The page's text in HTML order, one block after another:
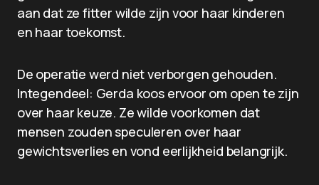
aan dat ze fitter wilde zijn voor haar kinderen
en haar toekomst.
De operatie werd niet verborgen gehouden.
Integendeel: Gerda koos ervoor om open te zijn
over haar keuze. Ze wilde voorkomen dat
mensen zouden speculeren over haar
gewichtsverlies en vond eerlijkheid belangrijk.